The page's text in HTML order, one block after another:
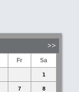
Fr Sa
1
7 8